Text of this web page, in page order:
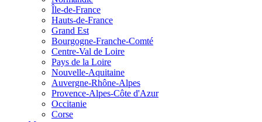
Île-de-France
Hauts-de-France
Grand Est
Bourgogne-Franche-Comté
Centre-Val de Loire
Pays de la Loire
Nouvelle-Aquitaine
Auvergne-Rhône-Alpes
Provence-Alpes-Côte d'Azur
Occitanie
Corse